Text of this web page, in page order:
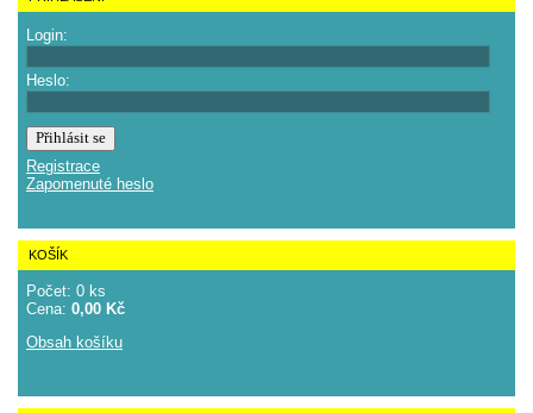
Login:
Heslo:
Registrace
Zapomenuté heslo
KOŠÍK
Počet: 0 ks
Cena: 0,00 Kč
Obsah košíku